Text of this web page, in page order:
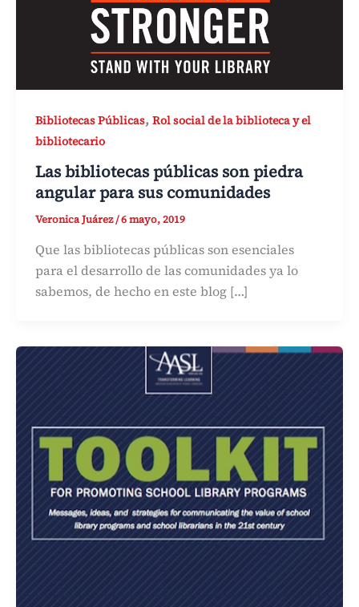
Bibliotecas Públicas, Rol social de la biblioteca y el
bibliotecario
Las bibliotecas públicas son piedra
angular para sus comunidades
Veronica Juárez/6 mayo, 2019
Que las bibliotecas públicas son esenciales
para el desarrollo de las comunidades ya lo
sabemos, de hecho en este blog […]